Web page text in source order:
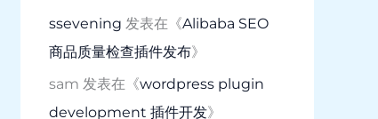
ssevening 发表在《Alibaba SEO
商品质量检查插件发布》
sam 发表在《wordpress plugin
development 插件开发》